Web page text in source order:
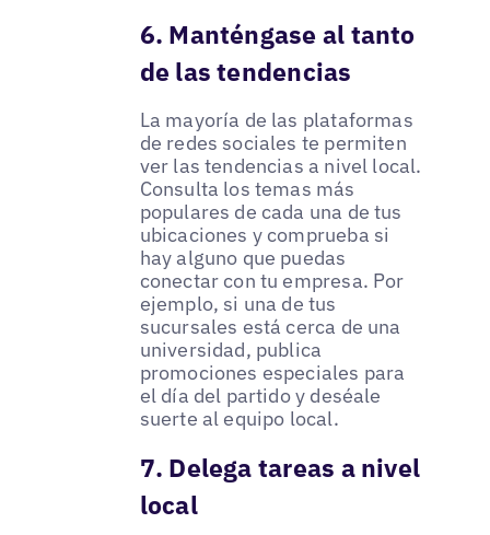
6. Manténgase al tanto
de las tendencias
La mayoría de las plataformas
de redes sociales te permiten
ver las tendencias a nivel local.
Consulta los temas más
populares de cada una de tus
ubicaciones y comprueba si
hay alguno que puedas
conectar con tu empresa. Por
ejemplo, si una de tus
sucursales está cerca de una
universidad, publica
promociones especiales para
el día del partido y deséale
suerte al equipo local.
7. Delega tareas a nivel
local